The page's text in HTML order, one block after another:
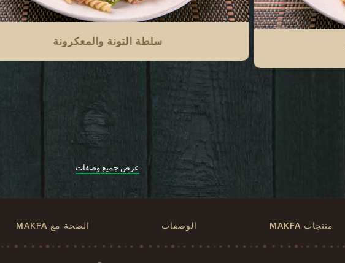
سلطة التونة والمعكرونة
عرض جميع وصفات
منتجات MAKFA الوصفات الصحة مع MAKFA